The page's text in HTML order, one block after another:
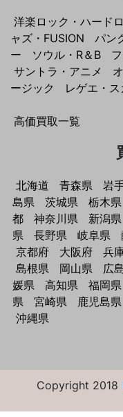
洋楽ロック・ハード
ャズ・FUSION
パン
ー
ソウル・R＆B
サントラ・アニメ
ージック
レゲエ・ス
高価買取一覧
北海道 青森県 岩
島県
茨城県 栃木県
都
神奈川県 新潟県
県
長野県 岐阜県
京都府
大阪府 兵
島根県
岡山県 広
媛県
高知県 福岡県
県
宮崎県
鹿児島県
沖縄県
Copyright 2018